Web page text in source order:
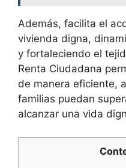
Además, facilita el
vivienda digna,
y fortaleciendo el
Renta Ciudadana
de manera eficiente,
familias puedan
alcanzar una vida